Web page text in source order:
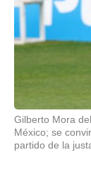
Gilberto Mora
México; se
partido de la